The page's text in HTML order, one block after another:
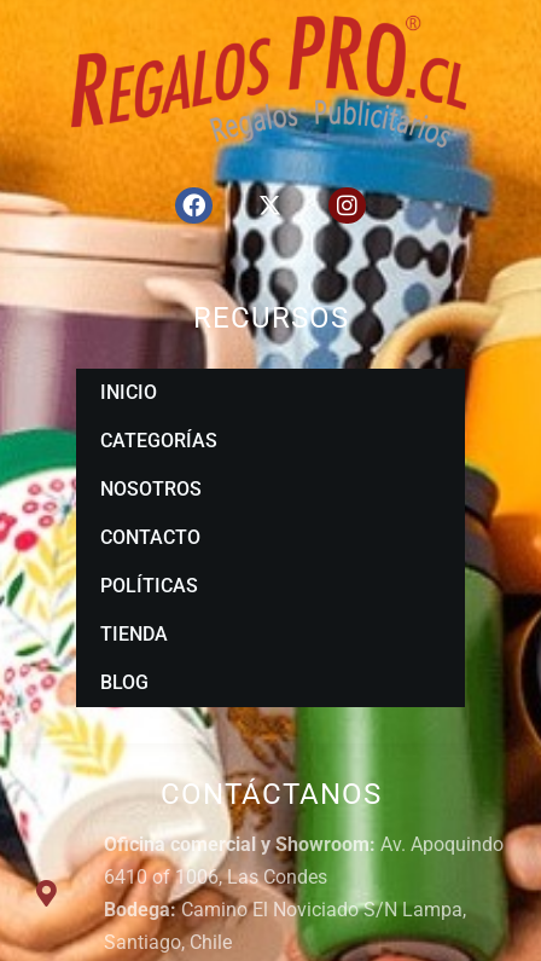
CONTÁCTANOS
Oficina comercial y Showroom: Av. Apoquindo
6410 of 1006, Las Condes
Bodega:Camino El Noviciado S/N Lampa,
Santiago, Chile
RECURSOS
INICIO
CATEGORÍAS
NOSOTROS
CONTACTO
POLÍTICAS
TIENDA
BLOG